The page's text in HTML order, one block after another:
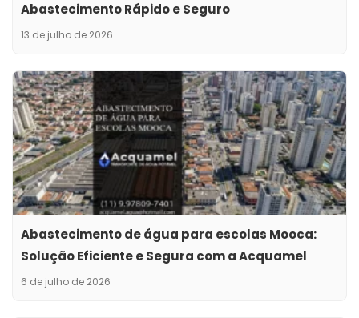
Abastecimento Rápido e Seguro
13 de julho de 2026
Abastecimento de água para escolas Mooca:
Solução Eficiente e Segura com a Acquamel
6 de julho de 2026